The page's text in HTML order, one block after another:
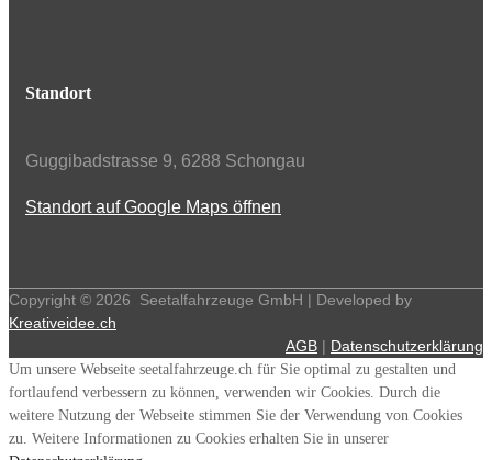
Standort
Guggibadstrasse 9, 6288 Schongau
Standort auf Google Maps öffnen
Copyright © 2026
Seetalfahrzeuge GmbH | Developed by
Kreativeidee.ch
AGB | Datenschutzerklärung
Um unsere Webseite seetalfahrzeuge.ch für Sie optimal zu gestalten und
fortlaufend verbessern zu können, verwenden wir Cookies. Durch die
weitere Nutzung der Webseite stimmen Sie der Verwendung von Cookies
zu. Weitere Informationen zu Cookies erhalten Sie in unserer